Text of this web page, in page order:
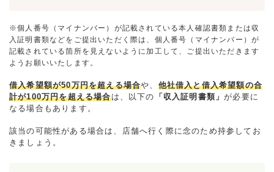
※個人番号（マイナンバー）が記載されている本人確認書類または収
入証明書類などをご提出いただく際は、個人番号（マイナンバー）が
記載されている箇所を見えないように加工して、ご提出いただきます
ようお願いいたします。
借入希望額が50万円を超える場合や、 他社借入と借入希望額の合
計が100万円を超える場合は、以下の 「収入証明書類」が必要に
なる場合もあります。
該当の可能性がある場合は、店舗へ行く際に念のため持参してお
きましょう。